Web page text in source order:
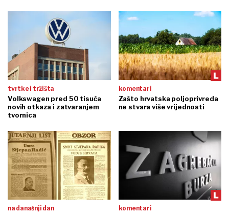
tvrtke i tržišta
Volkswagen pred 50 tisuća
novih otkaza i zatvaranjem
tvornica
komentari
Zašto hrvatska poljoprivreda
ne stvara više vrijednosti
na današnji dan komentari